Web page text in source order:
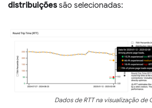
distribuiçõessão selecionadas:
Dados de RTT na visualização de